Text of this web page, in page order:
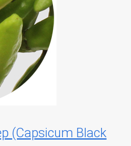
(Capsicum Black